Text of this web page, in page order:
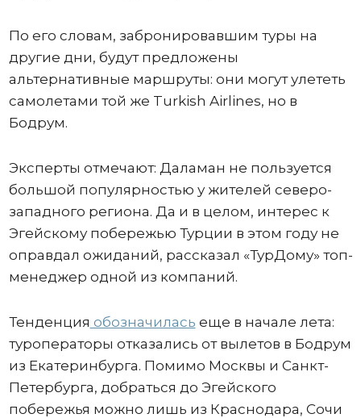
По его словам, забронировавшим туры на
другие дни, будут предложены
альтернативные маршруты: они могут улететь
самолетами той же Turkish Airlines, но в
Бодрум.
Эксперты отмечают: Даламан не пользуется
большой популярностью у жителей северо-
западного региона. Да и в целом, интерес к
Эгейскому побережью Турции в этом году не
оправдал ожиданий, рассказал «ТурДому» топ-
менеджер одной из компаний.
Тенденция обозначилась еще в начале лета:
туроператоры отказались от вылетов в Бодрум
из Екатеринбурга. Помимо Москвы и Санкт-
Петербурга, добраться до Эгейского
побережья можно лишь из Краснодара, Сочи